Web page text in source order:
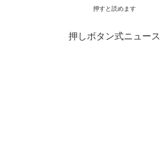
押すと読めます
押しボタン式ニュース